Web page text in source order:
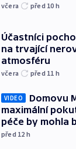
včera před 10 h
Účastníci
na trvající
atmosféru
včera před 11 h
VIDEO
Domovu
maximální
péče by mohla
před 12 h